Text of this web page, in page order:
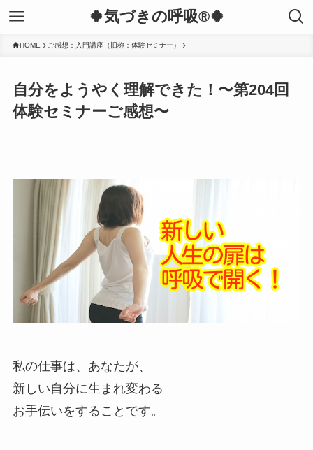
🍀気づきの呼吸®︎🍀
HOME ご感想：入門講座（旧称：体験セミナー）
自分をようやく理解できた！〜第204回
体験セミナーご感想〜
私の仕事は、あなたが、
新しい自分に生まれ変わる
お手伝いをすることです。